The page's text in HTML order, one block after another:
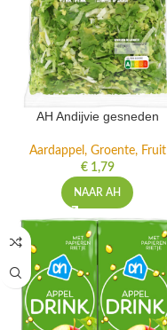
AH Andijvie gesneden
Aardappel, Groente, Fruit
€1,79
NAAR AH